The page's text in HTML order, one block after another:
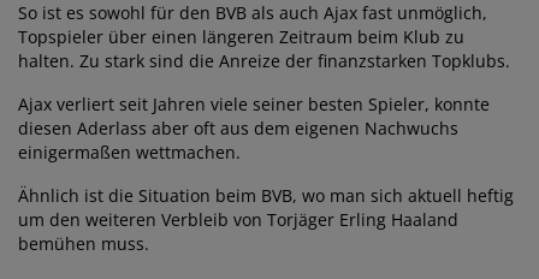
So ist es sowohl für den BVB als auch Ajax fast unmöglich,
Topspieler über einen längeren Zeitraum beim Klub zu
halten. Zu stark sind die Anreize der finanzstarken Topklubs.
Ajax verliert seit Jahren viele seiner besten Spieler, konnte
diesen Aderlass aber oft aus dem eigenen Nachwuchs
einigermaßen wettmachen.
Ähnlich ist die Situation beim BVB, wo man sich aktuell heftig
um den weiteren Verbleib von Torjäger Erling Haaland
bemühen muss.